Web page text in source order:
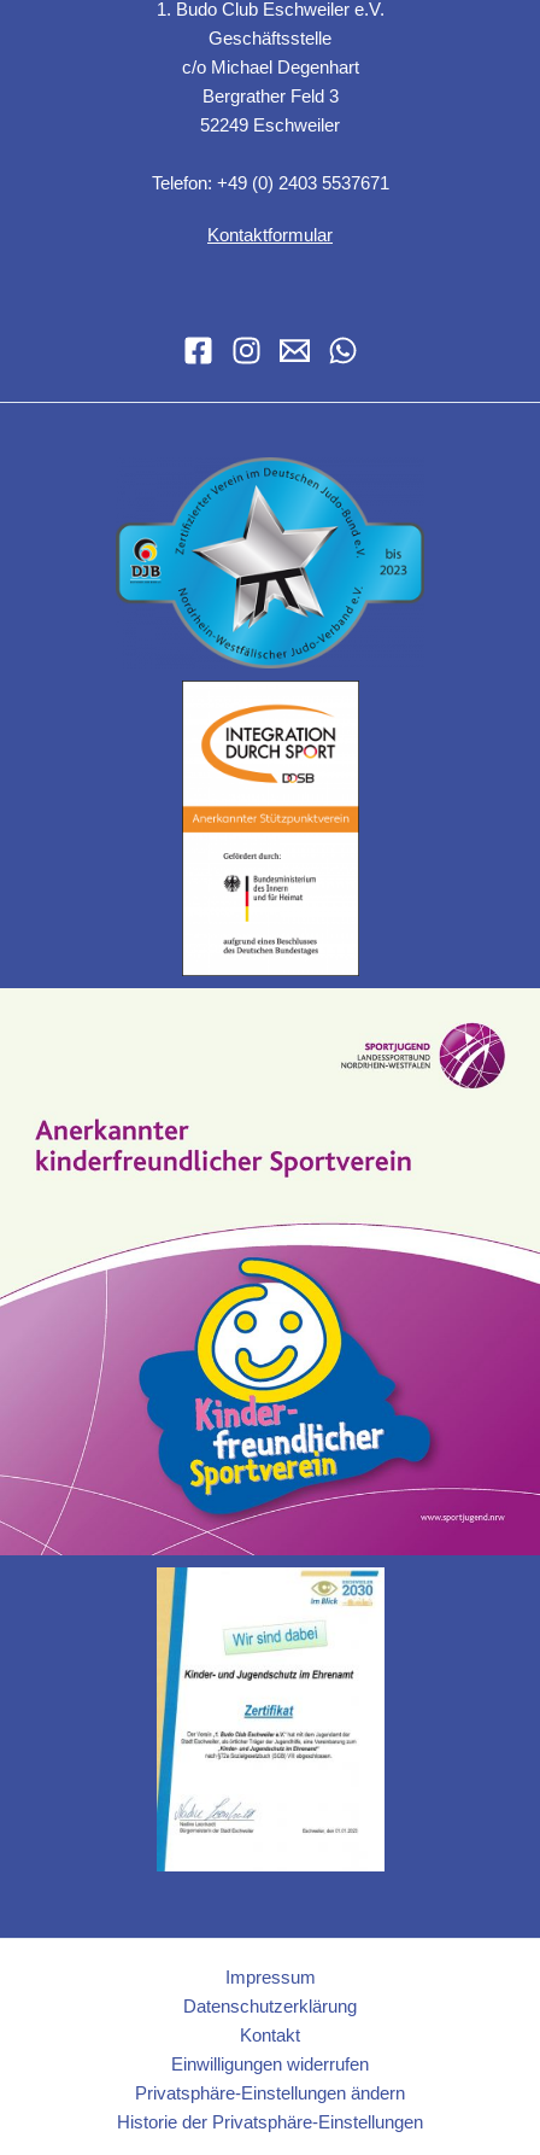
1. Budo Club Eschweiler e.V.
Geschäftsstelle
c/o Michael Degenhart
Bergrather Feld 3
52249 Eschweiler
Telefon: +49 (0) 2403 5537671
Kontaktformular
Impressum
Datenschutzerklärung
Kontakt
Einwilligungen widerrufen
Privatsphäre-Einstellungen ändern
Historie der Privatsphäre-Einstellungen